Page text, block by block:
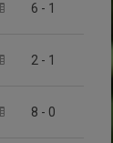
6 - 1
2 - 1
8 - 0